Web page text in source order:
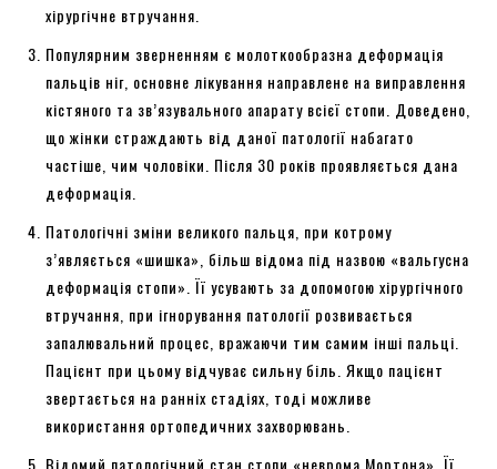
хірургічне втручання.
Популярним зверненням є молоткообразна деформація
пальців ніг, основне лікування направлене на виправлення
кістяного та зв’язувального апарату всієї стопи. Доведено,
що жінки страждають від даної патології набагато
частіше, чим чоловіки. Після 30 років проявляється дана
деформація.
Патологічні зміни великого пальця, при котрому
з’являється «шишка», більш відома під назвою «вальгусна
деформація стопи». Її усувають за допомогою хірургічного
втручання, при ігнорування патології розвивається
запалювальний процес, вражаючи тим самим інші пальці.
Пацієнт при цьому відчуває сильну біль. Якщо пацієнт
звертається на ранніх стадіях, тоді можливе
використання ортопедичних захворювань.
Відомий патологічний стан стопи «неврома Мортона». Її